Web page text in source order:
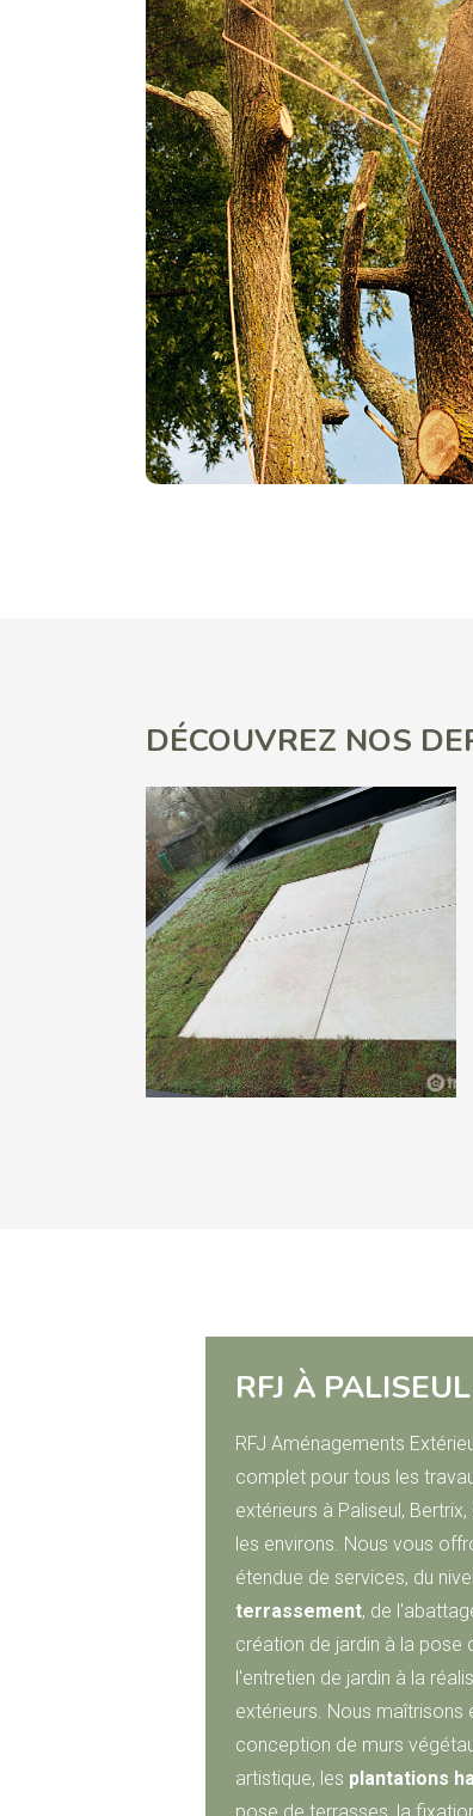
DÉCOUVREZ NOS
RFJ À PALISEUL
RFJ Aménagements
complet pour tous les
extérieurs à Paliseul,
les environs. Nous vous
étendue de services, du
terrassement, de
création de jardin à la pose
l'entretien de jardin à la
extérieurs. Nous maîtrisons
conception de murs
artistique, les plantations